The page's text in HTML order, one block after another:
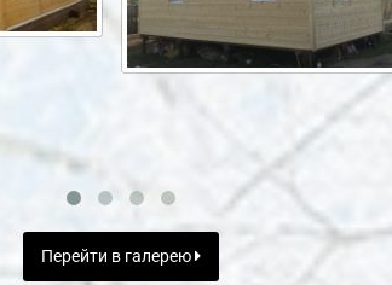
Перейти в галерею